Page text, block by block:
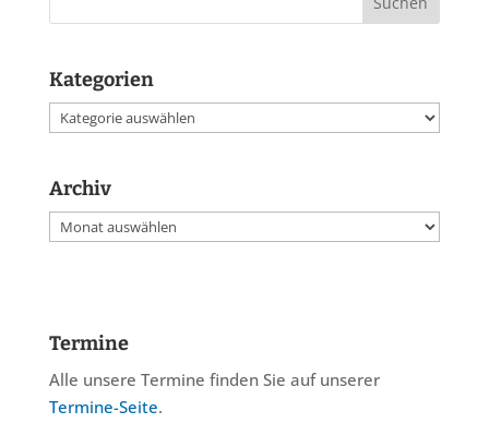
Kategorien
Kategorien
Archiv
Archiv
Termine
Alle unsere Termine finden Sie auf unserer
Termine-Seite.